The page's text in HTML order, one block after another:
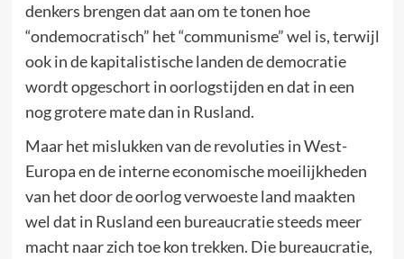
denkers brengen dat aan om te tonen hoe
“ondemocratisch” het “communisme” wel is, terwijl
ook in de kapitalistische landen de democratie
wordt opgeschort in oorlogstijden en dat in een
nog grotere mate dan in Rusland.
Maar het mislukken van de revoluties in West-
Europa en de interne economische moeilijkheden
van het door de oorlog verwoeste land maakten
wel dat in Rusland een bureaucratie steeds meer
macht naar zich toe kon trekken. Die bureaucratie,